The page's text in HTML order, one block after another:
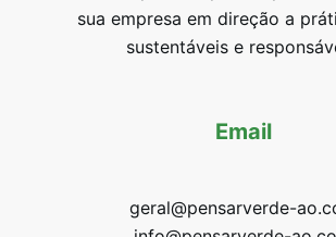
sua empresa em direção a
sustentáveis e
Email
geral@pensarverde-